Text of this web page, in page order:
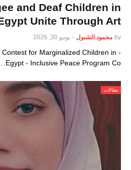
and Deaf Children in
Unite Through Art
by محمود الشبول - يونيو 30, 2026
Contest for Marginalized Children in
Egypt - Inclusive Peace Program Co…
مقالات